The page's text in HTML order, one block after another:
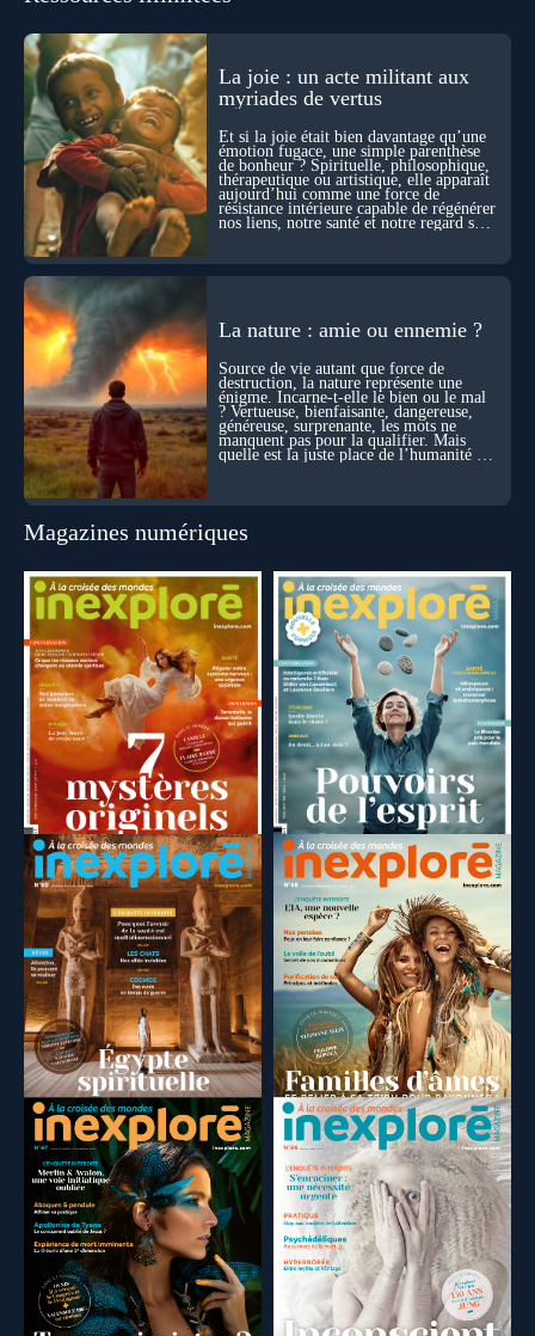
disparaître ? Au fil de cet échange, Nicolas raconte ses
expériences les plus troublantes : visions vérifiées,
explorations du cosmos, présence d’autres consciences
durant ses sorties, protocoles scientifiques… et toujours, cette
sensation étrange d’être relié à bien plus vaste que lui-même
! Sommes-nous à l’aube d’une révolution de la conscience ?
Sans doute. Mais encore faut-il accepter d’explorer ces
territoires avec lucidité, et rigueur…
La joie : un acte militant aux
myriades de vertus
Et si la joie était bien davantage qu’une
émotion fugace, une simple parenthèse
de bonheur ? Spirituelle, philosophique,
thérapeutique ou artistique, elle apparaît
aujourd’hui comme une force de
résistance intérieure capable de régénérer
nos liens, notre santé et notre regard sur
La nature : amie ou ennemie ?
Source de vie autant que force de
destruction, la nature représente une
énigme. Incarne-t-elle le bien ou le mal
? Vertueuse, bienfaisante, dangereuse,
généreuse, surprenante, les mots ne
manquent pas pour la qualifier. Mais
quelle est la juste place de l’humanité au
Magazines numériques